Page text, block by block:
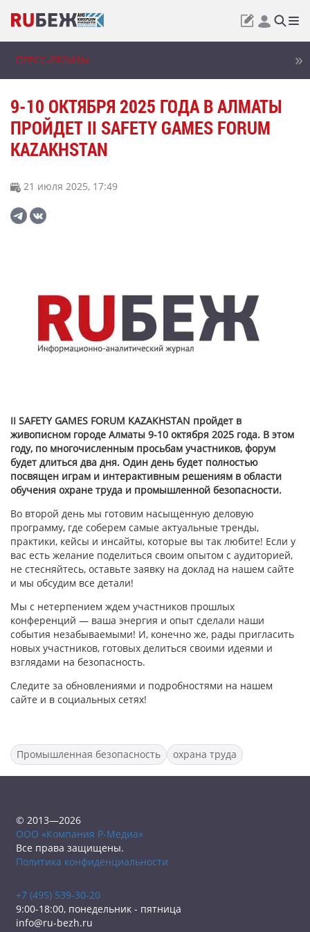
ПРЕСС-РЕЛИЗЫ
9-10 ОКТЯБРЯ 2025 ГОДА В АЛМАТЫ
ПРОЙДЕТ II SAFETY GAMES FORUM
KAZAKHSTAN
21 июля 2025, 17:49
II SAFETY GAMES FORUM KAZAKHSTAN пройдет в
живописном городе Алматы 9-10 октября 2025 года. В этом
году, по многочисленным просьбам участников, форум
будет длиться два дня. Один день будет полностью
посвящен играм и интерактивным решениям в области
обучения охране труда и промышленной безопасности.
Во второй день мы готовим насыщенную деловую
программу, где соберем самые актуальные тренды,
практики, кейсы и инсайты, которые вы так любите! Если у
вас есть желание поделиться своим опытом с аудиторией,
не стесняйтесь, оставьте заявку на доклад на нашем сайте
и мы обсудим все детали!
Мы с нетерпением ждем участников прошлых
конференций — ваша энергия и опыт сделали наши
события незабываемыми! И, конечно же, рады пригласить
новых участников, готовых делиться своими идеями и
взглядами на безопасность.
Следите за обновлениями и подробностями на нашем
сайте и в социальных сетях!
Промышленная безопасность охрана труда
© 2013—2026
ООО «Компания Р-Медиа»
Все права защищены.
Политика конфиденциальности
+7 (495) 539-30-20
9:00-18:00, понедельник - пятница
info@ru-bezh.ru